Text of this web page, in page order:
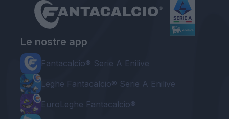
Le nostre app
Fantacalcio® Serie A Enilive
Leghe Fantacalcio® Serie A Enilive
EuroLeghe Fantacalcio®